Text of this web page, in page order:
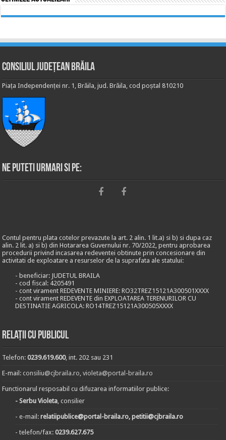
Consiliul Județean Brăila
Piața Independenței nr. 1, Brăila, jud. Brăila, cod poștal 810210
Ne puteti urmari si pe:
Contul pentru plata cotelor prevazute la art. 2 alin. 1 lit.a) si b) si dupa caz
alin. 2 lit. a) si b) din Hotararea Guvernului nr. 70/2022, pentru aprobarea
procedurii privind incasarea redeventei obtinute prin concesionare din
activitati de exploatare a resurselor de la suprafata ale statului:
- beneficiar: JUDETUL BRAILA
- cod fiscal: 4205491
- cont virament REDEVENTE MINIERE: RO32TREZ15121A300501XXXX
- cont virament REDEVENTE din EXPLOATAREA TERENURILOR CU
DESTINATIE AGRICOLA: RO14TREZ15121A300505XXXX
Relații cu publicul
Telefon:0239.619.600, int. 202 sau 231
E-mail:consiliu@cjbraila.ro,violeta@portal-braila.ro
Functionarul resposabil cu difuzarea informatiilor publice:
- Serbu Violeta, consilier
- e-mail:relatiipublice@portal-braila.ro, petitii@cjbraila.ro
- telefon/fax:0239.627.675